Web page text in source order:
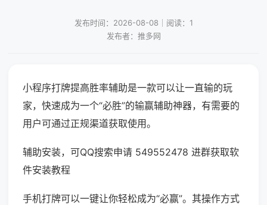
发布时间：2026-08-08｜阅读：1
发布者：推多网
小程序打牌提高胜率辅助是一款可以让一直输的玩
家，快速成为一个“必胜”的输赢辅助神器，有需要的
用户可通过正规渠道获取使用。
辅助安装，可QQ搜索申请 549552478 进群获取软
件安装教程
手机打牌可以一键让你轻松成为“必赢”。其操作方式